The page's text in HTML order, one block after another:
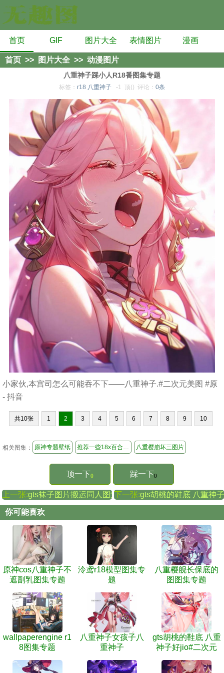
首页 GIF 图片大全 表情图片 漫画
首页 >> 图片大全 >> 动漫图片
八重神子踩小人R18番图集专题
标签： r18 八重神子 -1 顶() 评论： 0条
小家伙,本宫司怎么可能吞不下——八重神子.#二次元美图 #原
- 抖音
共10张 1 2 3 4 5 6 7 8 9 10
相关图集： 原神专题壁纸 推荐一些18x百合里番 八重樱崩坏三图片
顶一下() 踩一下()
上一张:gts袜子图片搬运同人图集下一张:gts胡桃的鞋底 八重神
你可能喜欢
原神cos八重神子不
遮副乳图集专题
泠鸢r18模型图集专
题
八重樱舰长保底的
图图集专题
wallpaperengine r1
8图集专题
八重神子女孩子八
重神子
gts胡桃的鞋底 八重
神子好jio#二次元